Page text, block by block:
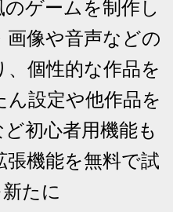
ゲームを制作し
画像や音声などの
個性的な作品を
設定や他作品を
初心者用機能も
張機能を無料で試
たに